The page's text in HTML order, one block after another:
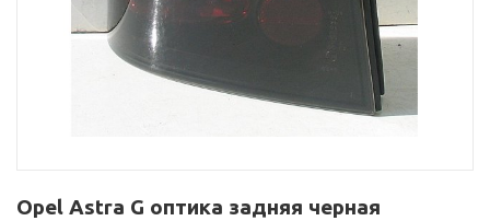
Opel Astra G оптика задняя черная